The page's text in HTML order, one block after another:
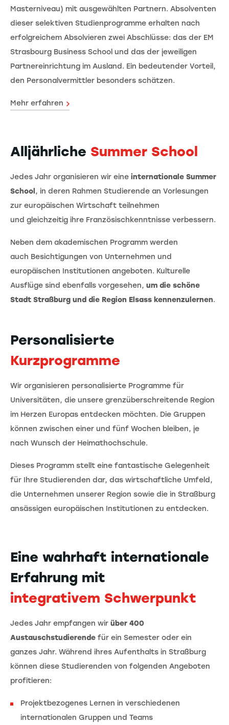
Masterniveau) mit ausgewählten Partnern. Absolventen
dieser selektiven Studienprogramme erhalten nach
erfolgreichem Absolvieren zwei Abschlüsse: das der EM
Strasbourg Business School und das der jeweiligen
Partnereinrichtung im Ausland. Ein bedeutender Vorteil,
den Personalvermittler besonders schätzen.
Mehr erfahren
Alljährliche Summer School
Jedes Jahr organisieren wir eine internationale Summer
School, in deren Rahmen Studierende an Vorlesungen
zur europäischen Wirtschaft teilnehmen
und gleichzeitig ihre Französischkenntnisse verbessern.
Neben dem akademischen Programm werden
auch Besichtigungen von Unternehmen und
europäischen Institutionen angeboten. Kulturelle
Ausflüge sind ebenfalls vorgesehen, um die schöne
Stadt Straßburg und die Region Elsass kennenzulernen.
Personalisierte
Kurzprogramme
Wir organisieren personalisierte Programme für
Universitäten, die unsere grenzüberschreitende Region
im Herzen Europas entdecken möchten. Die Gruppen
können zwischen einer und fünf Wochen bleiben, je
nach Wunsch der Heimathochschule.
Dieses Programm stellt eine fantastische Gelegenheit
für Ihre Studierenden dar, das wirtschaftliche Umfeld,
die Unternehmen unserer Region sowie die in Straßburg
ansässigen europäischen Institutionen zu entdecken.
Eine wahrhaft internationale
Erfahrung mit
integrativem Schwerpunkt
Jedes Jahr empfangen wir über 400
Austauschstudierende für ein Semester oder ein
ganzes Jahr. Während ihres Aufenthalts in Straßburg
können diese Studierenden von folgenden Angeboten
profitieren:
Projektbezogenes Lernen in verschiedenen
internationalen Gruppen und Teams